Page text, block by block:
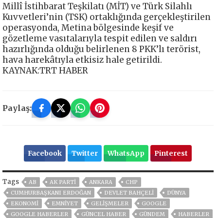
Millî İstihbarat Teşkilatı (MİT) ve Türk Silahlı
Kuvvetleri’nin (TSK) ortaklığında gerçekleştirilen
operasyonda, Metina bölgesinde keşif ve
gözetleme vasıtalarıyla tespit edilen ve saldırı
hazırlığında olduğu belirlenen 8 PKK’lı terörist,
hava harekâtıyla etkisiz hale getirildi.
KAYNAK:TRT HABER
Paylaş:
Facebook Twitter WhatsApp Pinterest
Tags AB AK PARTİ ANKARA
CHP
CUMHURBAŞKANI ERDOĞAN
DEVLET BAHÇELİ
DÜNYA
EKONOMİ
EMNİYET GELIŞMELER
GOOGLE
GOOGLE HABERLER
GÜNCEL HABER GÜNDEM
HABERLER